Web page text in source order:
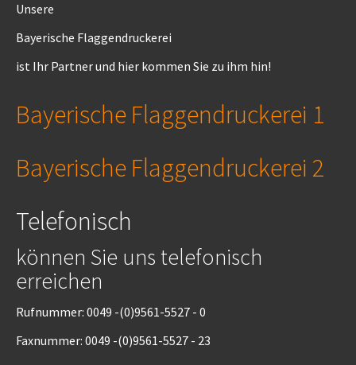
Unsere
Bayerische Flaggendruckerei
ist Ihr Partner und hier kommen Sie zu ihm hin!
Bayerische Flaggendruckerei 1
Bayerische Flaggendruckerei 2
Telefonisch
können Sie uns telefonisch
erreichen
Rufnummer: 0049 -(0)9561-5527 - 0
Faxnummer: 0049 -(0)9561-5527 - 23